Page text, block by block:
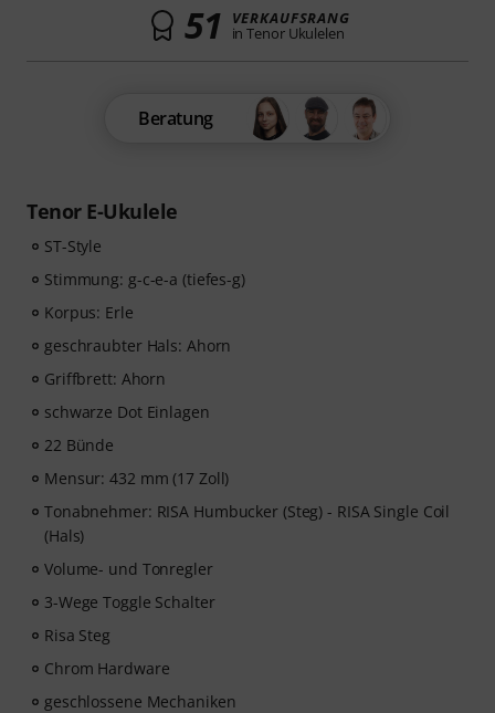
Tenor E-Ukulele
ST-Style
Stimmung: g-c-e-a (tiefes-g)
Korpus: Erle
geschraubter Hals: Ahorn
Griffbrett: Ahorn
schwarze Dot Einlagen
22 Bünde
Mensur: 432 mm (17 Zoll)
Tonabnehmer: RISA Humbucker (Steg) - RISA Single Coil
(Hals)
Volume- und Tonregler
3-Wege Toggle Schalter
Risa Steg
Chrom Hardware
geschlossene Mechaniken
51 VERKAUFSRANG
in Tenor Ukulelen
Beratung